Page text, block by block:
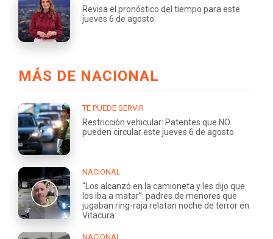
Revisa el pronóstico del tiempo para este
jueves 6 de agosto
MÁS DE NACIONAL
TE PUEDE SERVIR
Restricción vehicular: Patentes que NO
pueden circular este jueves 6 de agosto
NACIONAL
“Los alcanzó en la camioneta y les dijo que
los iba a matar”: padres de menores que
jugaban ring-raja relatan noche de terror en
Vitacura
NACIONAL